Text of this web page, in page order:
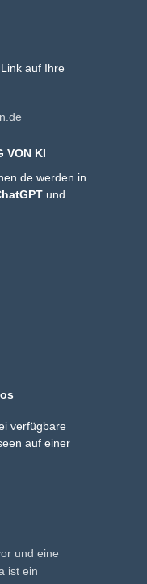
auf Ihre
VON KI
werden in
und
verfügbare
auf einer